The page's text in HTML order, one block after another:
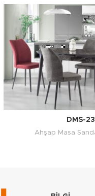
DMS-
Ahşap Masa